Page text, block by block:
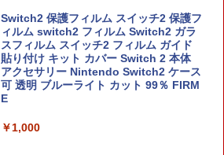
Switch2 保護フィルム スイッチ2 保護フ
ィルム switch2 フィルム Switch2 ガラ
スフィルム スイッチ2 フィルム ガイド
貼り付け キット カバー Switch 2 本体
アクセサリー Nintendo Switch2 ケース
可 透明 ブルーライト カット 99％ FIRM
E
￥1,000